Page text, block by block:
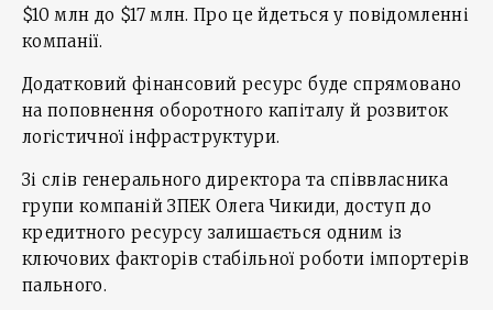
$10 млн до $17 млн. Про це йдеться у повідомленні
компанії.
Додатковий фінансовий ресурс буде спрямовано
на поповнення оборотного капіталу й розвиток
логістичної інфраструктури.
Зі слів генерального директора та співвласника
групи компаній ЗПЕК Олега Чикиди, доступ до
кредитного ресурсу залишається одним із
ключових факторів стабільної роботи імпортерів
пального.